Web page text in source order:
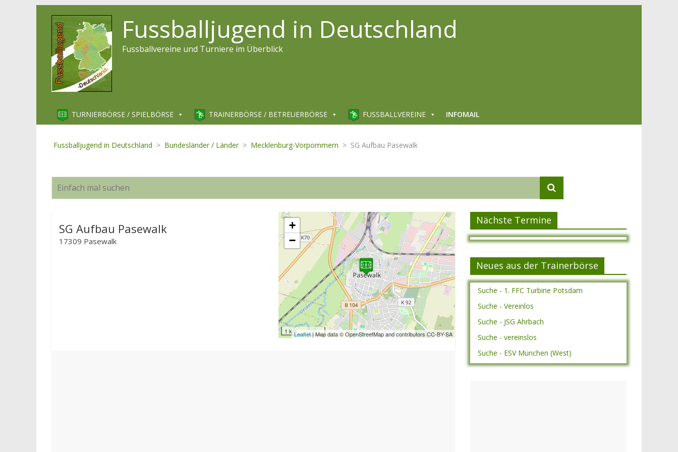
Fussballjugend in Deutschland
Fussballvereine und Turniere im Überblick
TURNIERBÖRSE / SPIELBÖRSE TRAINERBÖRSE / BETREUERBÖRSE FUSSBALLVEREINE INFOMAIL
Fussballjugend in Deutschland > Bundesländer / Länder > Mecklenburg-Vorpommern > SG Aufbau Pasewalk
+
−
1 kmLeaflet| Map data © OpenStreetMap and contributors CC-BY-SA
SG Aufbau Pasewalk
17309 Pasewalk
Nächste Termine
Neues aus der Trainerbörse
Suche - 1. FFC Turbine Potsdam
Suche - Vereinlos
Suche - JSG Ahrbach
Suche - vereinslos
Suche - ESV München (West)